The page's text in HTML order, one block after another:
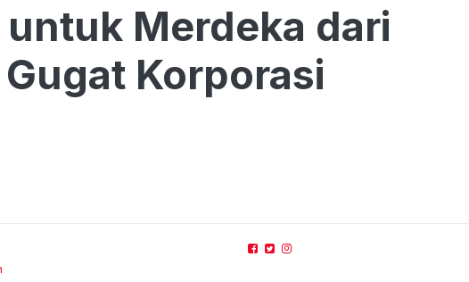
Merdeka dari
Korporasi